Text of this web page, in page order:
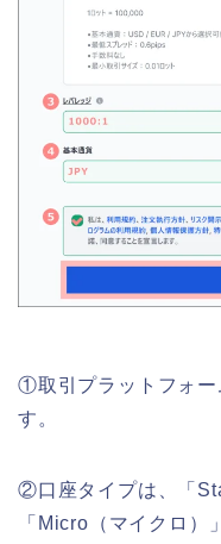
①取引プラットフォー
す。
②口座タイプは、「
「Micro（マイクロ）